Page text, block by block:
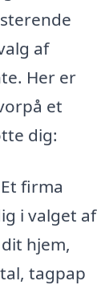
af
Her er
et
dig:
Et firma
i valget af
hjem,
tagpap